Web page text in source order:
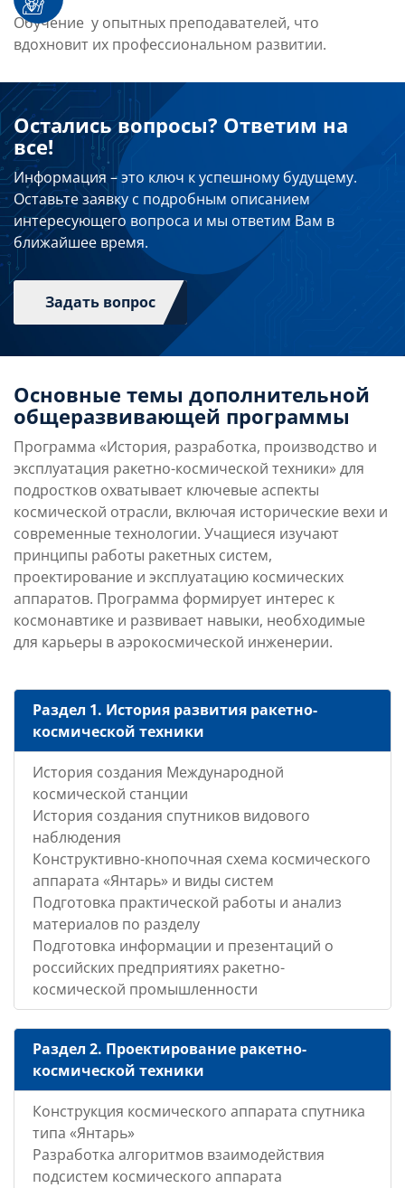
Обучение у опытных преподавателей, что
вдохновит их профессиональном развитии.
Остались вопросы? Ответим на
все!
Информация – это ключ к успешному будущему.
Оставьте заявку с подробным описанием
интересующего вопроса и мы ответим Вам в
ближайшее время.
Задать вопрос
Основные темы дополнительной
общеразвивающей программы
Программа «История, разработка, производство и
эксплуатация ракетно-космической техники» для
подростков охватывает ключевые аспекты
космической отрасли, включая исторические вехи и
современные технологии. Учащиеся изучают
принципы работы ракетных систем,
проектирование и эксплуатацию космических
аппаратов. Программа формирует интерес к
космонавтике и развивает навыки, необходимые
для карьеры в аэрокосмической инженерии.
Раздел 1. История развития ракетно-
космической техники
История создания Международной
космической станции
История создания спутников видового
наблюдения
Конструктивно-кнопочная схема космического
аппарата «Янтарь» и виды систем
Подготовка практической работы и анализ
материалов по разделу
Подготовка информации и презентаций о
российских предприятиях ракетно-
космической промышленности
Раздел 2. Проектирование ракетно-
космической техники
Конструкция космического аппарата спутника
типа «Янтарь»
Разработка алгоритмов взаимодействия
подсистем космического аппарата